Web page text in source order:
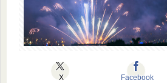
X Facebook